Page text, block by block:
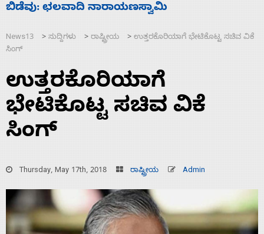
ಹೈಕಮಾಂಡ್ ರಾಜಕಾರಣಕ್ಕೆ: ವಿಜಯೇಂದ್ರ
News13 > ಸುದ್ದಿಗಳು > ರಾಷ್ಟ್ರೀಯ > ಉತ್ತರಕೊರಿಯಾಗೆ ಭೇಟಿಕೊಟ್ಟ ಸಚಿವ ವಿಕೆ
ಸಿಂಗ್
ಉತ್ತರಕೊರಿಯಾಗೆ
ಭೇಟಿಕೊಟ್ಟ ಸಚಿವ ವಿಕೆ
ಸಿಂಗ್
Thursday, May 17th, 2018 ರಾಷ್ಟ್ರೀಯ Admin